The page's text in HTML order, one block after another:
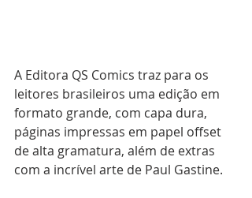
A Editora QS Comics traz para os
leitores brasileiros uma edição em
formato grande, com capa dura,
páginas impressas em papel offset
de alta gramatura, além de extras
com a incrível arte de Paul Gastine.